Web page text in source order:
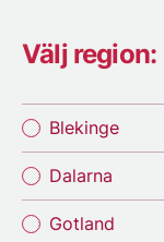
Välj region:
Blekinge
Dalarna
Gotland